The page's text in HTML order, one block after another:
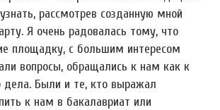
рассмотрев созданную мной
Я очень радовалась тому, что
площадку, с большим интересом
вопросы, обращались к нам как к
дела. Были и те, кто выражал
к нам в бакалавриат или